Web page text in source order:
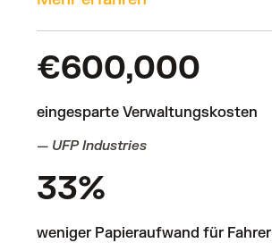
€600,000
eingesparte Verwaltungskosten
— UFP Industries
33%
weniger Papieraufwand für Fahrer